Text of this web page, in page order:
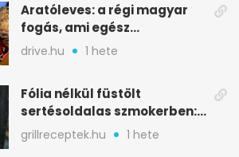
Aratóleves: a régi magyar
fogás, ami egész
csapatokat jóllakatott
drive.hu 1 hete
Fólia nélkül füstölt
sertésoldalas szmokerben:
ropogós bark, 6 óra
grillreceptek.hu 1 hete